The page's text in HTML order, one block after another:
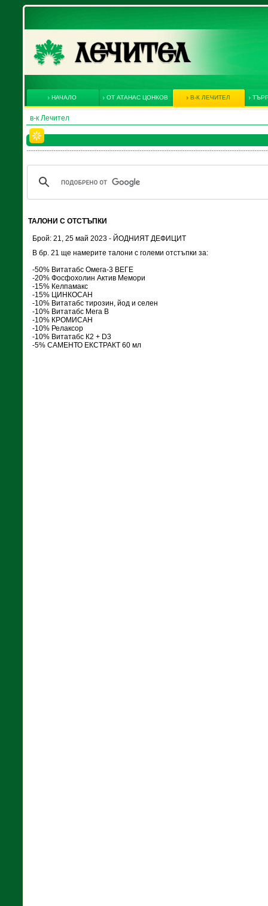
НАЧАЛО ОТ АТАНАС ЦОНКОВ В-К ЛЕЧИТЕЛ
в-к Лечител
ТАЛОНИ С ОТСТЪПКИ
Брой: 21, 25 май 2023 - ЙОДНИЯТ ДЕФИЦИТ
В бр. 21 ще намерите талони с големи отстъпки за:
-50% Витатабс Омега-3 ВЕГЕ
-20% Фосфохолин Актив Мемори
-15% Келпамакс
-15% ЦИНКОСАН
-10% Витатабс тирозин, йод и селен
-10% Витатабс Мега В
-10% КРОМИСАН
-10% Релаксор
-10% Витатабс К2 + D3
-5% САМЕНТО ЕКСТРАКТ 60 мл